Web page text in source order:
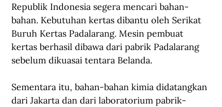
Republik Indonesia segera mencari bahan-
bahan. Kebutuhan kertas dibantu oleh Serikat
Buruh Kertas Padalarang. Mesin pembuat
kertas berhasil dibawa dari pabrik Padalarang
sebelum dikuasai tentara Belanda.
Sementara itu, bahan-bahan kimia didatangkan
dari Jakarta dan dari laboratorium pabrik-